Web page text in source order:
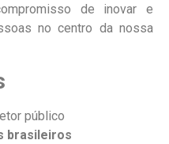
de inovar e
no centro da nossa
público
brasileiros